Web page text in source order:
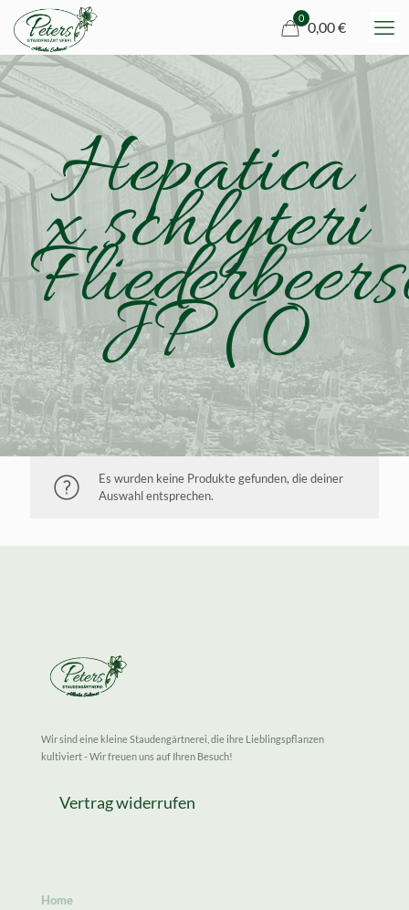
0
0,00 €
Hepatica
x schlyteri
JP (0
Es wurden keine Produkte gefunden, die deiner
Auswahl entsprechen.
Wir sind eine kleine Staudengärtnerei, die ihre Lieblingspflanzen
kultiviert - Wir freuen uns auf Ihren Besuch!
Vertrag widerrufen
Home